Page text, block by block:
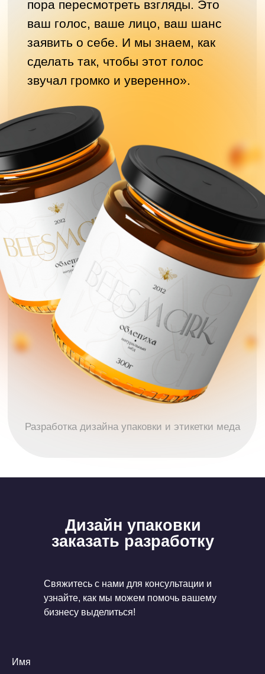
Дизайн упаковки
заказать разработку
Свяжитесь с нами для консультации и
узнайте, как мы можем помочь вашему
бизнесу выделиться!
Имя